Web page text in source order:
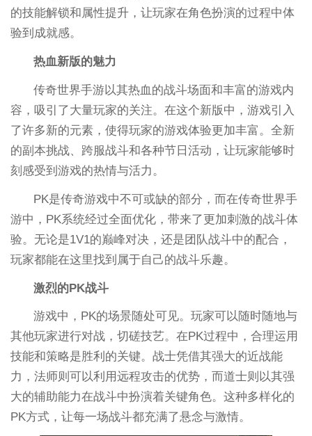
的技能解锁和属性提升，让玩家在角色扮演的过程中体
验到成就感。
热血新版的魅力
传奇世界手游以其热血的战斗场面和丰富的游戏内
容，吸引了大量玩家的关注。在这个新版中，游戏引入
了许多新的元素，使得玩家的游戏体验更加丰富。全新
的副本挑战、跨服战斗和各种节日活动，让玩家能够时
刻感受到游戏的热情与活力。
PK是传奇游戏中不可或缺的部分，而在传奇世界手
游中，PK系统经过全面优化，带来了更加刺激的战斗体
验。无论是1V1的巅峰对决，还是团队战斗中的配合，
玩家都能在这里找到属于自己的战斗乐趣。
激烈的PK战斗
游戏中，PK的场景随处可见。玩家可以随时随地与
其他玩家进行对战，切磋技艺。在PK过程中，合理运用
技能和策略是胜利的关键。战士凭借其强大的近战能
力，法师则可以利用远程攻击的优势，而道士则以其强
大的辅助能力在战斗中扮演着关键角色。这种多样化的
PK方式，让每一场战斗都充满了悬念与激情。